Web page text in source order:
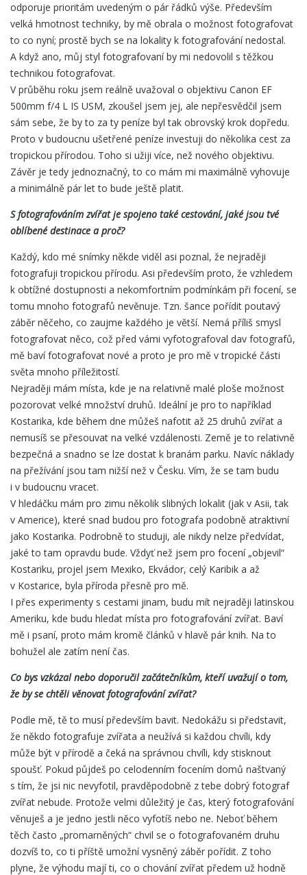
odporuje prioritám uvedeným o pár řádků výše. Především
velká hmotnost techniky, by mě obrala o možnost fotografovat
to co nyní; prostě bych se na lokality k fotografování nedostal.
A když ano, můj styl fotografovaní by mi nedovolil s těžkou
technikou fotografovat.
V průběhu roku jsem reálně uvažoval o objektivu Canon EF
500mm f/4 L IS USM, zkoušel jsem jej, ale nepřesvědčil jsem
sám sebe, že by to za ty peníze byl tak obrovský krok dopředu.
Proto v budoucnu ušetřené peníze investuji do několika cest za
tropickou přírodou. Toho si užiji více, než nového objektivu.
Závěr je tedy jednoznačný, to co mám mi maximálně vyhovuje
a minimálně pár let to bude ještě platit.
S fotografováním zvířat je spojeno také cestování, jaké jsou tvé
oblíbené destinace a proč?
Každý, kdo mé snímky někde viděl asi poznal, že nejraději
fotografuji tropickou přírodu. Asi především proto, že vzhledem
k obtížné dostupnosti a nekomfortním podmínkám při focení, se
tomu mnoho fotografů nevěnuje. Tzn. šance pořídit poutavý
záběr něčeho, co zaujme každého je větší. Nemá příliš smysl
fotografovat něco, což před vámi vyfotografoval dav fotografů,
mě baví fotografovat nové a proto je pro mě v tropické části
světa mnoho příležitostí.
Nejraději mám místa, kde je na relativně malé ploše možnost
pozorovat velké množství druhů. Ideální je pro to například
Kostarika, kde během dne můžeš nafotit až 25 druhů zvířat a
nemusíš se přesouvat na velké vzdálenosti. Země je to relativně
bezpečná a snadno se lze dostat k branám parku. Navíc náklady
na přežívání jsou tam nižší než v Česku. Vím, že se tam budu
i v budoucnu vracet.
V hledáčku mám pro zimu několik slibných lokalit (jak v Asii, tak
v Americe), které snad budou pro fotografa podobně atraktivní
jako Kostarika. Podrobně to studuji, ale nikdy nelze předvídat,
jaké to tam opravdu bude. Vždyť než jsem pro focení „objevil“
Kostariku, projel jsem Mexiko, Ekvádor, celý Karibik a až
v Kostarice, byla příroda přesně pro mě.
I přes experimenty s cestami jinam, budu mít nejraději latinskou
Ameriku, kde budu hledat místa pro fotografování zvířat. Baví
mě i psaní, proto mám kromě článků v hlavě pár knih. Na to
bohužel ale zatím není čas.
Co bys vzkázal nebo doporučil začátečníkům, kteří uvažují o tom,
že by se chtěli věnovat fotografování zvířat?
Podle mě, tě to musí především bavit. Nedokážu si představit,
že někdo fotografuje zvířata a neužívá si každou chvíli, kdy
může být v přírodě a čeká na správnou chvíli, kdy stisknout
spoušť. Pokud půjdeš po celodenním focením domů naštvaný
s tím, že jsi nic nevyfotil, pravděpodobně z tebe dobrý fotograf
zvířat nebude. Protože velmi důležitý je čas, který fotografování
věnuješ a je jedno jestli něco vyfotíš nebo ne. Neboť během
těch často „promarněných“ chvil se o fotografovaném druhu
dozvíš to, co ti příště umožní vysněný záběr pořídit. Z toho
plyne, že výhodu mají ti, co o chování zvířat předem už hodně